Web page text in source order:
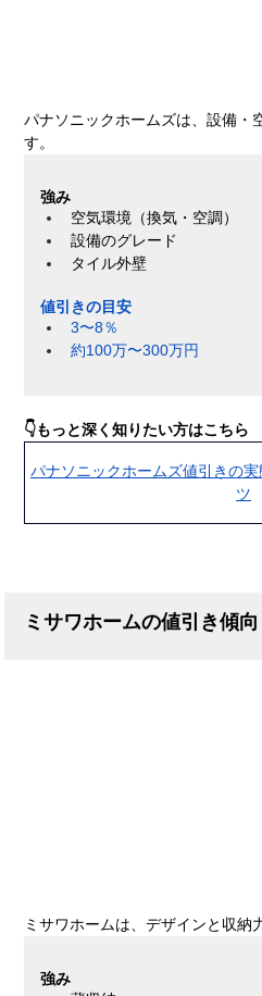
パナソニックホームズは、設備・
す。
強み
空気環境（換気・空調）
設備のグレード
タイル外壁
値引きの目安
3〜8％
約100万〜300万円
👇もっと深く知りたい方はこちら
パナソニックホームズ値引きの
ツ
ミサワホームの値引き傾
ミサワホームは、デザインと収納
強み